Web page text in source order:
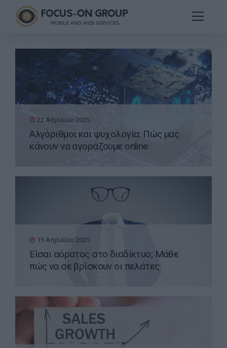
22 Απριλίου 2025
Αλγόριθμοι και ψυχολογία: Πώς μας
κάνουν να αγοράζουμε online
15 Απριλίου 2025
Είσαι αόρατος στο διαδίκτυο; Μάθε
πώς να σε βρίσκουν οι πελάτες